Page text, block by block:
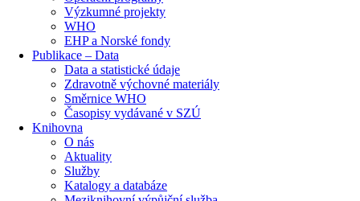
Výzkumné projekty
WHO
EHP a Norské fondy
Publikace – Data
Data a statistické údaje
Zdravotně výchovné materiály
Směrnice WHO
Časopisy vydávané v SZÚ
Knihovna
O nás
Aktuality
Služby
Katalogy a databáze